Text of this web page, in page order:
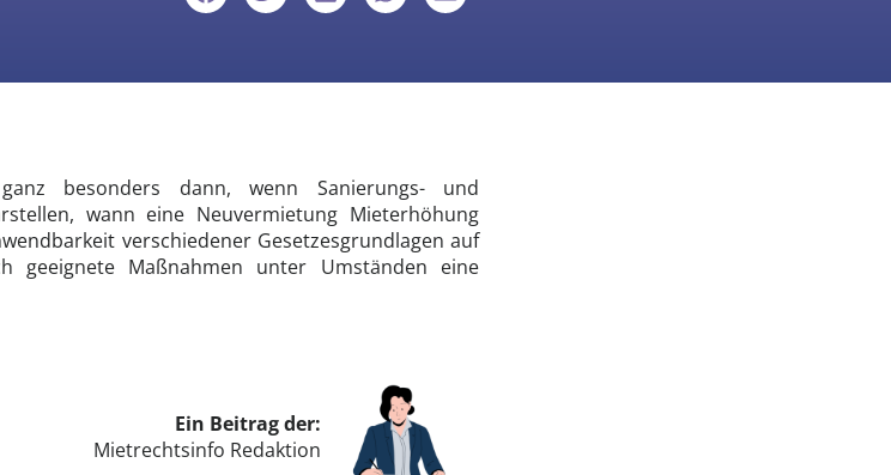
besonders dann, wenn Sanierungs- und
wann eine Neuvermietung Mieterhöhung
verschiedener Gesetzesgrundlagen auf
geeignete Maßnahmen unter Umständen eine
Ein Beitrag der:
Mietrechtsinfo Redaktion